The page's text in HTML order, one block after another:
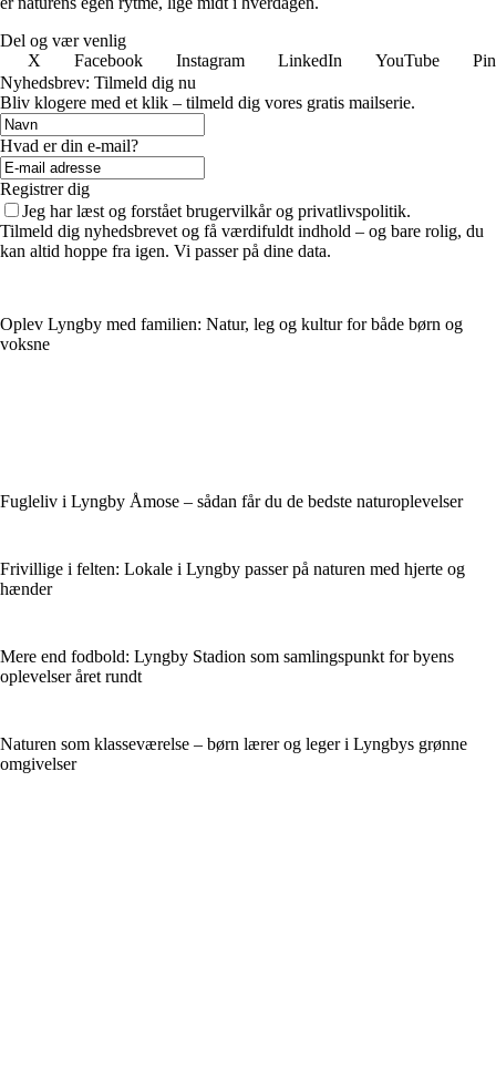
Del og vær venlig
X
Facebook Instagram LinkedIn YouTube
Nyhedsbrev: Tilmeld dig nu
Bliv klogere med et klik – tilmeld dig vores gratis mailserie.
Hvad er din e-mail?
Registrer dig
Jeg har læst og forstået brugervilkår og privatlivspolitik.
Tilmeld dig nyhedsbrevet og få værdifuldt indhold – og bare rolig, du
kan altid hoppe fra igen. Vi passer på dine data.
Oplev Lyngby med familien: Natur, leg og kultur for både børn og
voksne
Fugleliv i Lyngby Åmose – sådan får du de bedste naturoplevelser
Frivillige i felten: Lokale i Lyngby passer på naturen med hjerte og
hænder
Mere end fodbold: Lyngby Stadion som samlingspunkt for byens
oplevelser året rundt
Naturen som klasseværelse – børn lærer og leger i Lyngbys grønne
omgivelser